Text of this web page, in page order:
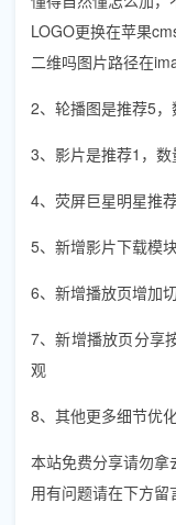
LOGO更换在苹果
二维吗图片路径在
2、轮播图是推荐5，
3、影片是推荐1，数
4、荧屏巨星明星推
5、新增影片下载模块
6、新增播放页增加
7、新增播放页分享
观
8、其他更多细节优
本站免费分享请勿
用有问题请在下方留